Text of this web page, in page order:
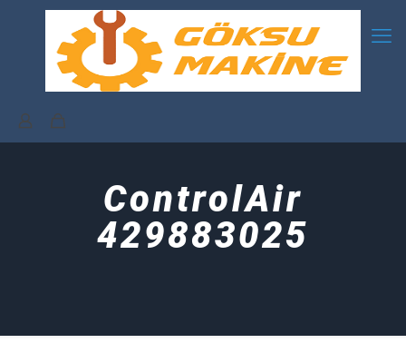
ControlAir
429883025